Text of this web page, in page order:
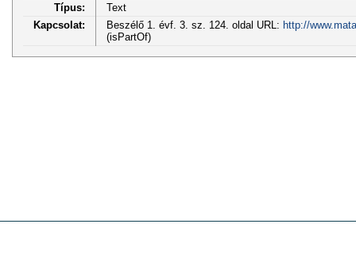
Típus:
Text
Kapcsolat:
Beszélő 1. évf. 3. sz. 124. oldal URL: http://
(isPartOf)